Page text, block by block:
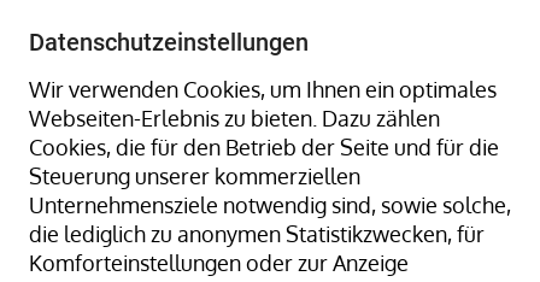
Datenschutzeinstellungen
Wir verwenden Cookies, um Ihnen ein optimales
Webseiten-Erlebnis zu bieten. Dazu zählen
Cookies, die für den Betrieb der Seite und für die
Steuerung unserer kommerziellen
Unternehmensziele notwendig sind, sowie solche,
die lediglich zu anonymen Statistikzwecken, für
Komforteinstellungen oder zur Anzeige
Home
Gummiringe + Gummibänder